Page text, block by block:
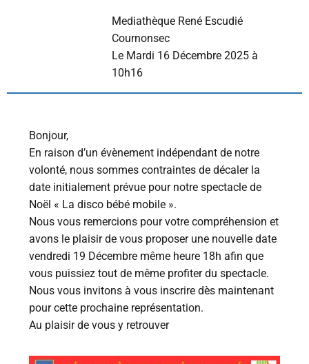
Mediathèque René Escudié
Cournonsec
Le Mardi 16 Décembre 2025 à
10h16
Bonjour,
En raison d’un évènement indépendant de notre
volonté, nous sommes contraintes de décaler la
date initialement prévue pour notre spectacle de
Noël « La disco bébé mobile ».
Nous vous remercions pour votre compréhension et
avons le plaisir de vous proposer une nouvelle date
vendredi 19 Décembre même heure 18h afin que
vous puissiez tout de même profiter du spectacle.
Nous vous invitons à vous inscrire dès maintenant
pour cette prochaine représentation.
Au plaisir de vous y retrouver